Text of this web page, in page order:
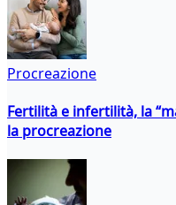
Procreazione
Fertilità e infertilità, la
la procreazione